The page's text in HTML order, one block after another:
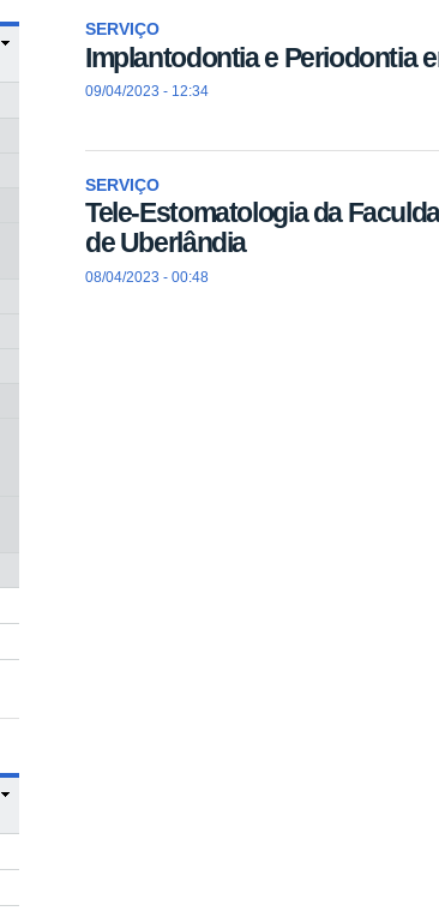
SERVIÇO
Implantodontia e Periodontia
09/04/2023 - 12:34
SERVIÇO
Tele-Estomatologia da
de Uberlândia
08/04/2023 - 00:48